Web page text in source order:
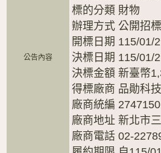
公告內容
標的分類 財物
辦理方式 公開招
開標日期 115/01/
決標日期 115/01/
決標金額 新臺幣
得標廠商 品勛科
廠商統編
廠商地址 新北市
廠商電話 02-